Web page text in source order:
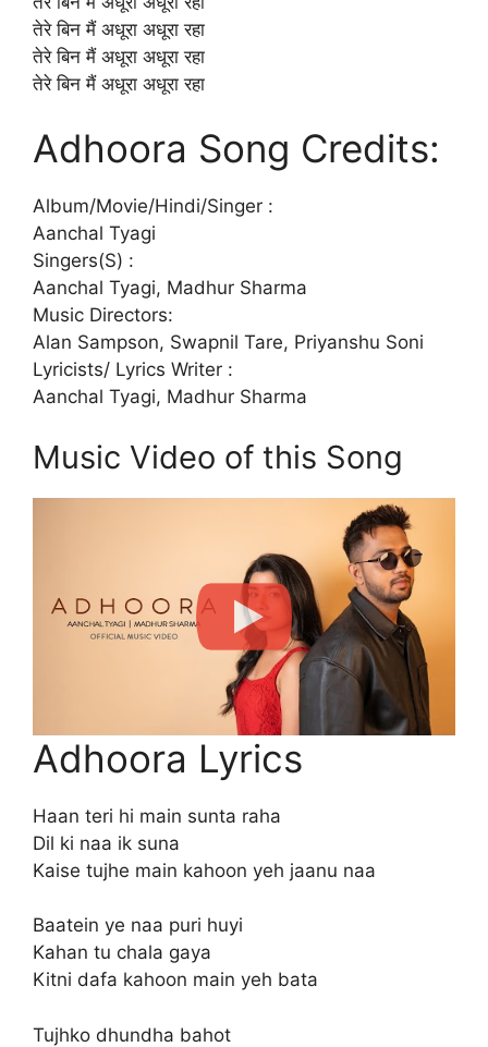
तेरे बिन मैं अधूरा अधूरा रहा
तेरे बिन मैं अधूरा अधूरा रहा
तेरे बिन मैं अधूरा अधूरा रहा
Adhoora Song Credits:
Album/Movie/Hindi/Singer :
Aanchal Tyagi
Singers(S) :
Aanchal Tyagi, Madhur Sharma
Music Directors:
Alan Sampson, Swapnil Tare, Priyanshu Soni
Lyricists/ Lyrics Writer :
Aanchal Tyagi, Madhur Sharma
Music Video of this Song
Adhoora Lyrics
Haan teri hi main sunta raha
Dil ki naa ik suna
Kaise tujhe main kahoon yeh jaanu naa
Baatein ye naa puri huyi
Kahan tu chala gaya
Kitni dafa kahoon main yeh bata
Tujhko dhundha bahot